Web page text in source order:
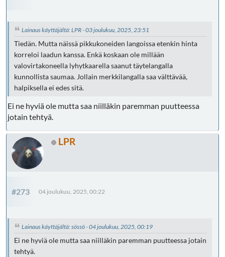
Lainaus käyttäjältä: LPR - 03 joulukuu, 2025, 23:51
Tiedän. Mutta näissä pikkukoneiden langoissa etenkin hinta
korreloi laadun kanssa. Enkä koskaan ole millään
valovirtakoneella lyhytkaarella saanut täytelangalla
kunnollista saumaa. Jollain merkkilangalla saa välttävää,
halpiksella ei edes sitä.
Ei ne hyviä ole mutta saa niilläkin paremman puutteessa
jotain tehtyä.
LPR
#273 04 joulukuu, 2025, 00:22
Lainaus käyttäjältä: sössö - 04 joulukuu, 2025, 00:19
Ei ne hyviä ole mutta saa niilläkin paremman puutteessa jotain
tehtyä.